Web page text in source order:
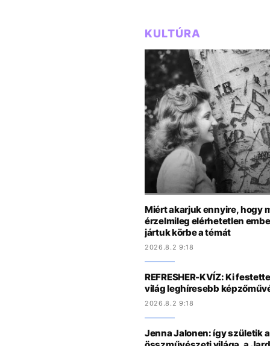
KULTÚRA
Miért akarjuk ennyire, hogy
érzelmileg elérhetetlen
jártuk körbe a témát
2026.8.2 9:18
REFRESHER-KVÍZ: Ki
világ leghíresebb
2026.8.2 9:18
Jenna Jalonen: így születik